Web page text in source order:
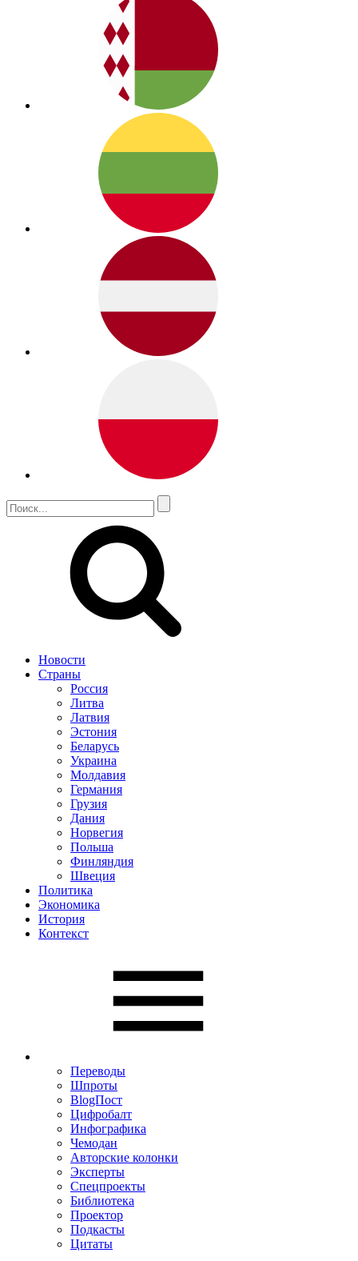
Новости
Страны
Россия
Литва
Латвия
Эстония
Беларусь
Украина
Молдавия
Германия
Грузия
Дания
Норвегия
Польша
Финляндия
Швеция
Политика
Экономика
История
Контекст
Переводы
Шпроты
BlogПост
Цифробалт
Инфографика
Чемодан
Авторские колонки
Эксперты
Спецпроекты
Библиотека
Проектор
Подкасты
Цитаты